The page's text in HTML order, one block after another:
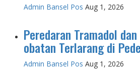
Admin Bansel Pos Aug 1, 2026
Peredaran Tramadol
obatan Terlarang di
Admin Bansel Pos Aug 1, 2026